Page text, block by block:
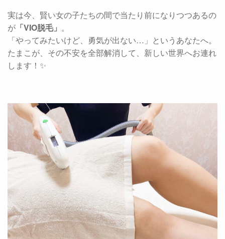
実は今、賢い女の子たちの間で当たり前になりつつあるの
が 「VIO脱毛」 。
「やってみたいけど、勇気が出ない…」というあなたへ。
たまこが、その不安を全部解消して、新しい世界へお連れ
します！✨